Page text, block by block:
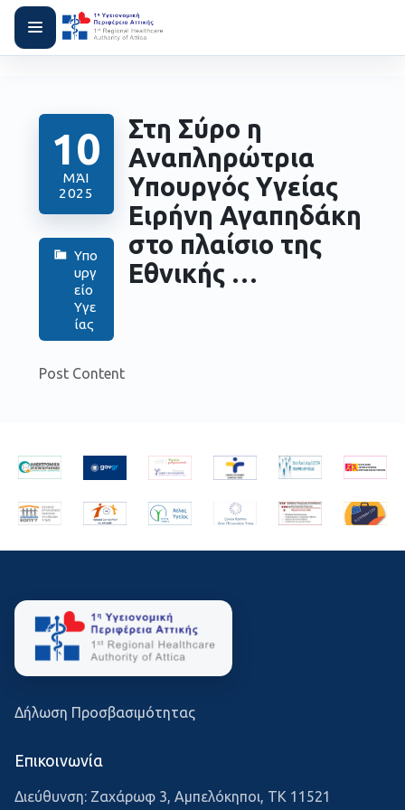
10
ΜΆΙ
2025
Υπο
υργ
είο
Υγε
ίας
Στη Σύρο η
Αναπληρώτρια
Υπουργός Υγείας
Ειρήνη Αγαπηδάκη
στο πλαίσιο της
Εθνικής …
Post Content
Δήλωση Προσβασιμότητας
Επικοινωνία
Διεύθυνση: Ζαχάρωφ 3, Αμπελόκηποι, ΤΚ 11521